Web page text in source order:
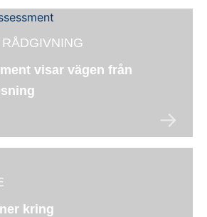
visar vägen från
kring